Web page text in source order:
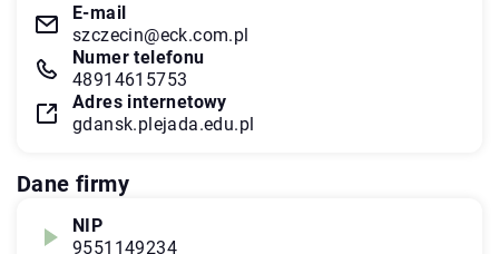
E-mail
szczecin@eck.com.pl
Numer telefonu
48914615753
Adres internetowy
gdansk.plejada.edu.pl
Dane firmy
NIP
9551149234